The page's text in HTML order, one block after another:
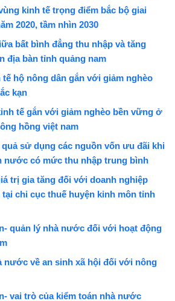
kinh tế trọng điểm bắc bộ giai
2020, tầm nhìn 2030
bất bình đẳng thu nhập và tăng
địa bàn tỉnh quảng nam
tế hộ nông dân gắn với giảm nghèo
kạn
tế gắn với giảm nghèo bền vững ở
hồng việt nam
quả sử dụng các nguồn vốn ưu đãi khi
nước có mức thu nhập trung bình
trị gia tăng đối với doanh nghiệp
chi cục thuế huyện kinh môn tỉnh
quản lý nhà nước đối với hoạt động
nước về an sinh xã hội đối với nông
vai trò của kiểm toán nhà nước